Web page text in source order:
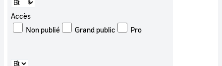
Accès
Non publié
Grand public Pro